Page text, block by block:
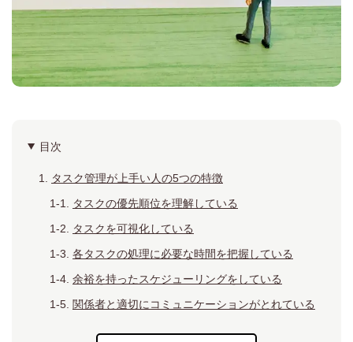
目次
タスク管理が上手い人の5つの特徴
タスクの優先順位を理解している
タスクを可視化している
各タスクの処理に必要な時間を把握している
余裕を持ったスケジューリングをしている
関係者と適切にコミュニケーションがとれている
タスク管理を上手くするための5つのコツ